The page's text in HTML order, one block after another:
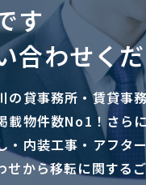
す
合わせく
の貸事務所・賃貸事
載物件数No1！さら
・内装工事・アフタ
せから移転に関する